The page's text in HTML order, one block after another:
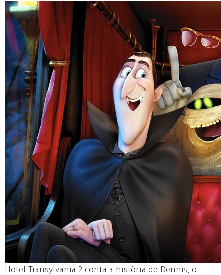
Hotel Transylvania 2 conta a história de Dennis, o